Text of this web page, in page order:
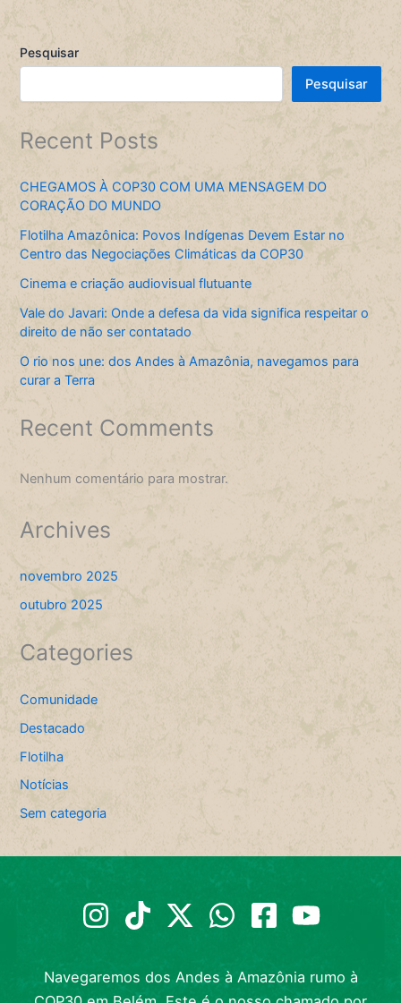
Pesquisar
Pesquisar
Recent Posts
CHEGAMOS À COP30 COM UMA MENSAGEM DO
CORAÇÃO DO MUNDO
Flotilha Amazônica: Povos Indígenas Devem Estar no
Centro das Negociações Climáticas da COP30
Cinema e criação audiovisual flutuante
Vale do Javari: Onde a defesa da vida significa respeitar o
direito de não ser contatado
O rio nos une: dos Andes à Amazônia, navegamos para
curar a Terra
Recent Comments
Nenhum comentário para mostrar.
Archives
novembro 2025
outubro 2025
Categories
Comunidade
Destacado
Flotilha
Notícias
Sem categoria
Navegaremos dos Andes à Amazônia rumo à